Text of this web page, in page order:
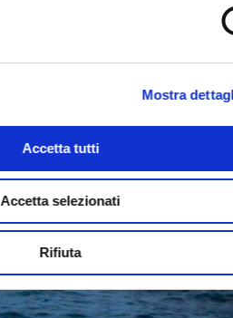
Mostra
Accetta tutti
Accetta selezionati
Rifiuta